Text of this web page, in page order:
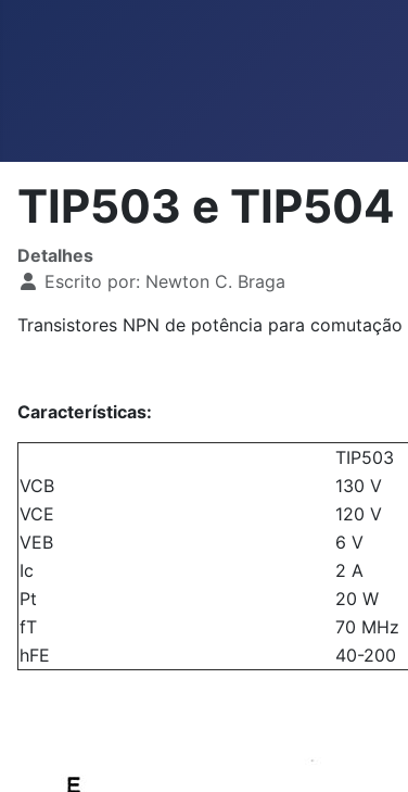
TIP503 e TIP504
Detalhes
Escrito por: Newton C. Braga
Transistores NPN de potência para comutação
Características:
TIP503
VCB
130 V
VCE
120 V
VEB
6 V
Ic
2 A
Pt
20 W
fT
70 MHz
hFE
40-200